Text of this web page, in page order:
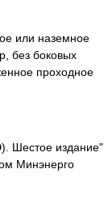
или наземное
без боковых
проходное
Шестое издание"
Минэнерго